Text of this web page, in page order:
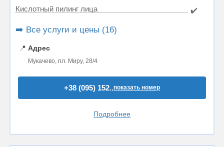
Кислотный пилинг лица ✔️
➡️ Все услуги и цены (16)
📍 Адрес
Мукачево, пл. Миру, 28/4
+38 (095) 152..показать номер
Подробнее